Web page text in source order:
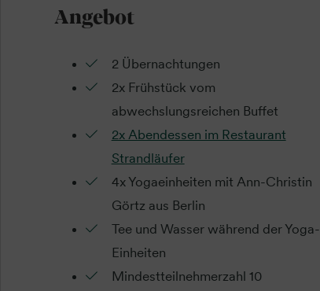
Angebot
2 Übernachtungen
2x Frühstück vom
abwechslungsreichen Buffet
2x Abendessen im Restaurant
Strandläufer
4x Yogaeinheiten mit Ann-Christin
Görtz aus Berlin
Tee und Wasser während der Yoga-
Einheiten
Mindestteilnehmerzahl 10